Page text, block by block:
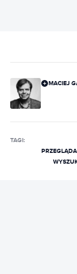
MACIEJ
TAGI: